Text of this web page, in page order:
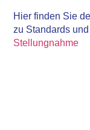
Hier finden Sie
zu Standards
Stellungnahme